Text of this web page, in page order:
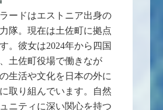
ードはエストニア出身の
隊。現在は土佐町に拠点
。彼女は2024年から四国
土佐町役場で働きなが
生活や文化を日本の外に
取り組んでいます。自然
ニティに深い関心を持つ